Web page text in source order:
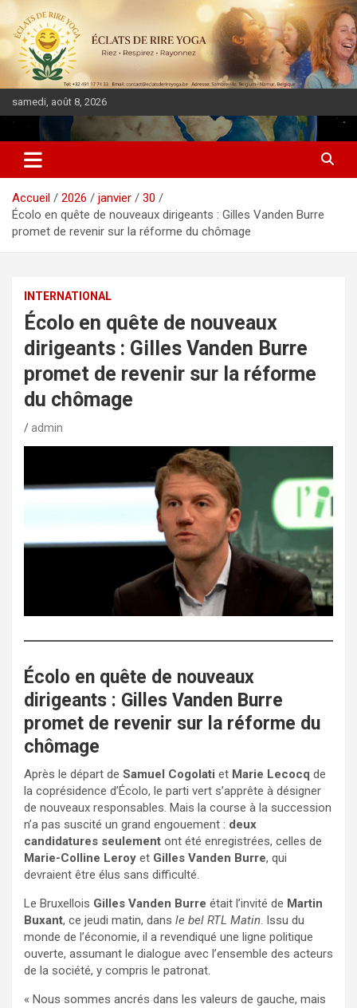
samedi, août 8, 2026
DIASPORA PULSE
Accueil 2026 janvier
30
Écolo en quête de nouveaux dirigeants : Gilles Vanden Burre
promet de revenir sur la réforme du chômage
INTERNATIONAL
Écolo en quête de nouveaux
dirigeants : Gilles Vanden Burre
promet de revenir sur la réforme
du chômage
admin
Écolo en quête de nouveaux
dirigeants : Gilles Vanden Burre
promet de revenir sur la réforme du
chômage
Après le départ de Samuel Cogolati et Marie Lecocq de
la coprésidence d’Écolo, le parti vert s’apprête à désigner
de nouveaux responsables. Mais la course à la succession
n’a pas suscité un grand engouement : deux
candidatures seulement ont été enregistrées, celles de
Marie-Colline Leroy et Gilles Vanden Burre, qui
devraient être élus sans difficulté.
Le Bruxellois Gilles Vanden Burre était l’invité de Martin
Buxant, ce jeudi matin, dans le bel RTL Matin. Issu du
monde de l’économie, il a revendiqué une ligne politique
ouverte, assumant le dialogue avec l’ensemble des acteurs
de la société, y compris le patronat.
« Nous sommes ancrés dans les valeurs de gauche, mais